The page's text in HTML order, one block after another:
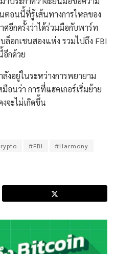
ตอนนี้ที่รู้เส้นทางการไหลของ
ศอีกครั้งว่าได้ร่วมมือกับพาร์ท
ล็อกเชนสองแห่ง รวมไปถึง FBI
อีกด้วย
ลังอยู่ในระหว่างการพยายาม
อนว่า การที่แฮคเกอร์เริ่มย้าย
งจะไม่เกิดขึ้น
#FBI
#Harmony